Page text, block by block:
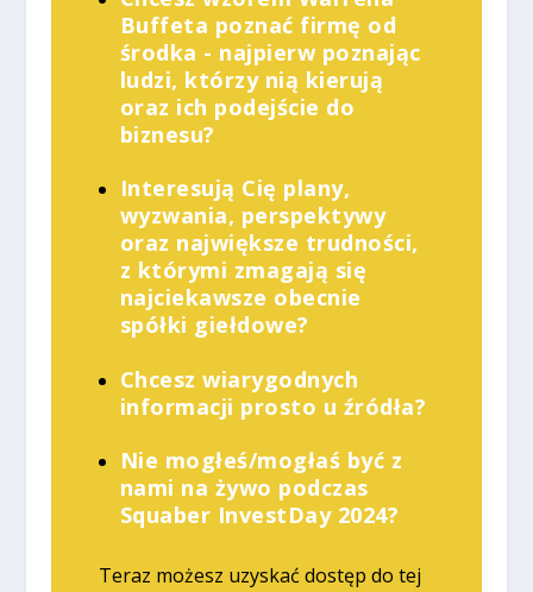
Buffeta poznać firmę od
środka - najpierw poznając
ludzi, którzy nią kierują
oraz ich podejście do
biznesu?
Interesują Cię plany,
wyzwania, perspektywy
oraz największe trudności,
z którymi zmagają się
najciekawsze obecnie
spółki giełdowe?
Chcesz wiarygodnych
informacji prosto u źródła?
Nie mogłeś/mogłaś być z
nami na żywo podczas
Squaber InvestDay 2024?
Teraz możesz uzyskać dostęp do tej